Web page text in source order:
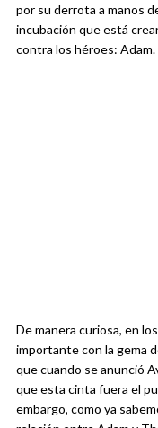
por su derrota a manos
incubación que está
contra los héroes: Adam.
De manera curiosa, en
importante con la gema
que cuando se anunció
que esta cinta fuera el
embargo, como ya